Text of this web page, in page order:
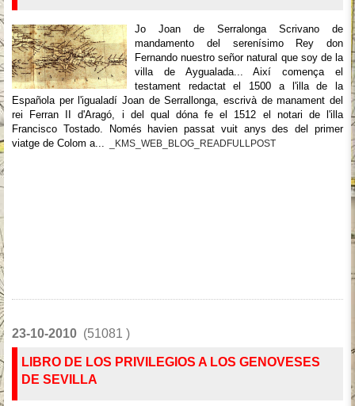
Jo Joan de Serralonga Scrivano de
mandamento del serenísimo Rey don
Fernando nuestro señor natural que soy de la
villa de Aygualada... Així comença el
testament redactat el 1500 a l'illa de la
Española per l'igualadí Joan de Serrallonga, escrivà de manament del
rei Ferran II d'Aragó, i del qual dóna fe el 1512 el notari de l'illa
Francisco Tostado. Només havien passat vuit anys des del primer
viatge de Colom a...
_KMS_WEB_BLOG_READFULLPOST
23-10-2010 (51081 )
LIBRO DE LOS PRIVILEGIOS A LOS GENOVESES
DE SEVILLA